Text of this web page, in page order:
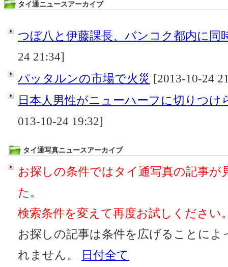
タイ通ニュースアーカイブ
つぼ八と伊藤課長、バンコク都内に同
24 21:34]
パッタルンの市場で火災 [2013-10-24
日本人男性がニューハーフに切りつけ
013-10-24 19:32]
タイ通写真ニュースアーカイブ
お探しの条件ではタイ通写真の記事が
た。
検索条件を変えて再度お試しください
お探しの記事は条件を広げることに
れません。
日付全て